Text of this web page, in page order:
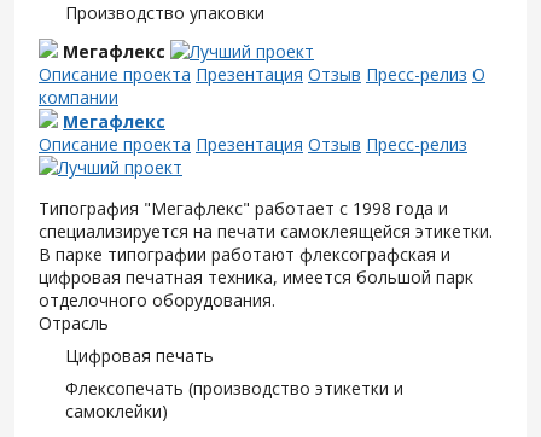
Производство упаковки
Мегафлекс
Описание проекта Презентация Отзыв Пресс-релиз О
компании
Мегафлекс
Описание проекта Презентация Отзыв Пресс-релиз
Типография "Мегафлекс" работает с 1998 года и
специализируется на печати самоклеящейся этикетки.
В парке типографии работают флексографская и
цифровая печатная техника, имеется большой парк
отделочного оборудования.
Отрасль
Цифровая печать
Флексопечать (производство этикетки и
самоклейки)